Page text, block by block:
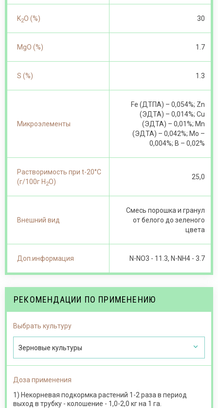
K2O (%) 30
MgO (%) 1.7
S (%) 1.3
Микроэлементы
Fe (ДТПА) – 0,054%; Zn
(ЭДТА) – 0,014%; Cu
(ЭДТА) – 0,01%; Mn
(ЭДТА) – 0,042%; Mo –
0,004%; B – 0,02%
Растворимость при t-20°С
(г/100г Н 2О)
25,0
Внешний вид
Смесь порошка и гранул
от белого до зеленого
цвета
Доп.информация N-NO 3 - 11.3, N-NH4 - 3.7
РЕКОМЕНДАЦИИ ПО ПРИМЕНЕНИЮ
Выбрать культуру
Зерновые культуры
Доза применения
1) Некорневая подкормка растений 1-2 раза в период
выход в трубку - колошение - 1,0-2,0 кг на 1 га.